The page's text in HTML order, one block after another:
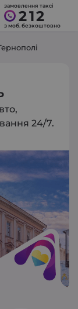
замовлення таксі
212
з моб. безкоштовно
24/7.